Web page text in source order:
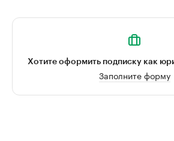
Хотите оформить подписку как
Заполните форму